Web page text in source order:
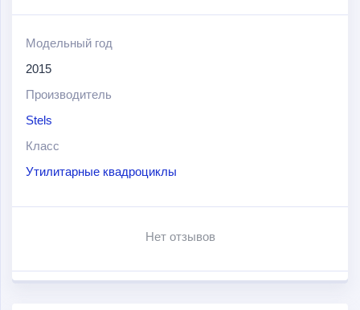
езды по пересеченной местности, а также для
средство под себя.
расположение воздушного фильтра и системы
блокировка дифференциала; литые диски и шины
Модельный год
2015
Производитель
Stels
Класс
Утилитарные квадроциклы
Нет отзывов